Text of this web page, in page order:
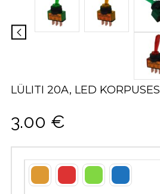
LÜLITI 20A, LED KORPUSES
3.00 €